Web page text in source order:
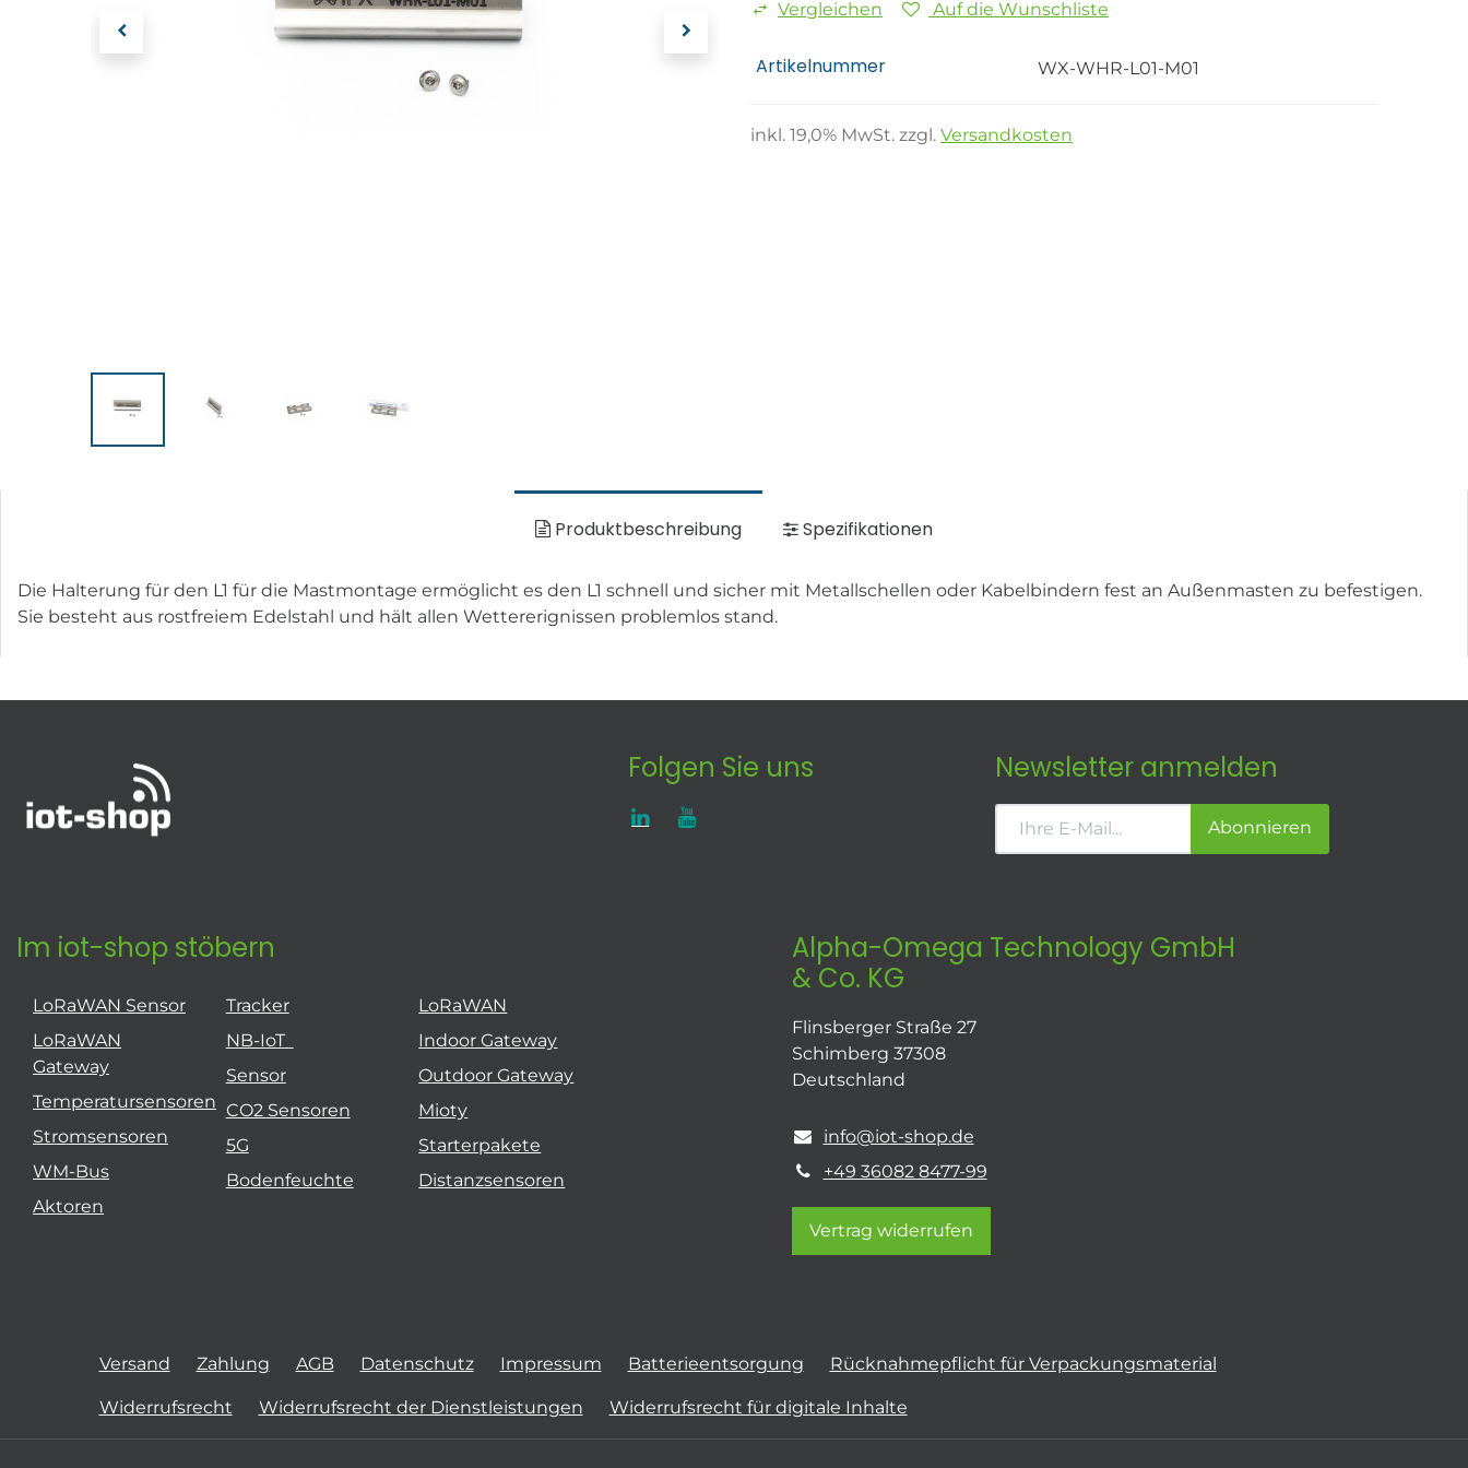
Vergleichen Auf die Wunschliste
Artikelnummer WX-WHR-L01-M01
inkl. 19,0% MwSt. zzgl. Versandkosten
Produktbeschreibung Spezifikationen
Die Halterung für den L1 für die Mastmontage ermöglicht es den L1 schnell und sicher mit Metallschellen oder Kabelbindern fest an Außenmasten zu befestigen.
Sie besteht aus rostfreiem Edelstahl und hält allen Wettererignissen problemlos stand.
Folgen Sie uns Newsletter anmelden
Abonnieren
Im iot-shop stöbern
LoRaWAN Sensor
LoRaWAN
Gateway
Temperatursensoren
Stromsensoren
WM-Bus
Aktoren
Tracker
NB-IoT
Sensor
CO2 Sensoren
5G
Bodenfeuchte
LoRaWAN
Indoor Gateway
Outdoor Gateway
Mioty
Starterpakete
Distanzsensoren
Alpha-Omega Technology GmbH
& Co. KG
Flinsberger Straße 27
Schimberg 37308
Deutschland
info@iot-shop.de
+49 36082 8477-99
Vertrag widerrufen
Versand Zahlung AGB Datenschutz Impressum Batterieentsorgung Rücknahmepflicht für Verpackungsmaterial
Widerrufsrecht Widerrufsrecht der Dienstleistungen Widerrufsrecht für digitale Inhalte